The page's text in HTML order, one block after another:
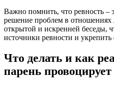
Важно помнить, что ревность –
решение проблем в отношениях
открытой и искренней беседы,
источники ревности и
Что делать и как
парень